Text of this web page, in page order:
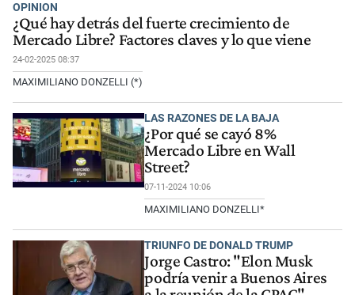
OPINION
¿Qué hay detrás del fuerte crecimiento de
Mercado Libre? Factores claves y lo que viene
24-02-2025 08:37
MAXIMILIANO DONZELLI (*)
LAS RAZONES DE LA BAJA
¿Por qué se cayó 8%
Mercado Libre en Wall
Street?
07-11-2024 10:06
MAXIMILIANO DONZELLI*
TRIUNFO DE DONALD TRUMP
Jorge Castro: "Elon Musk
podría venir a Buenos Aires